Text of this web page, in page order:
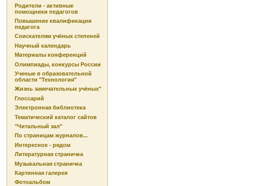
Родители - активные
помощники педагогов
Повышение квалификации
педагога
Соискателям учёных степеней
Научный календарь
Материалы конференций
Олимпиады, конкурсы России
Ученые в образовательной
области "Технология"
Жизнь замечательных учёных"
Глоссарий
Электронная библиотека
Тематический каталог сайтов
"Читальный зал"
По страницам журналов...
Интересное - рядом
Литературная страничка
Музыкальная страничка
Картинная галерея
Фотоальбом